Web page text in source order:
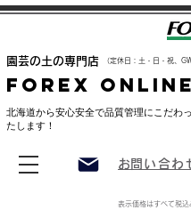
​園芸の土の専門店
FOREX
表示価格はすべて税込
（定休日：土・日・祝、
お問い合わ
北海道から安心安全で品質管理にこだわ
たします！